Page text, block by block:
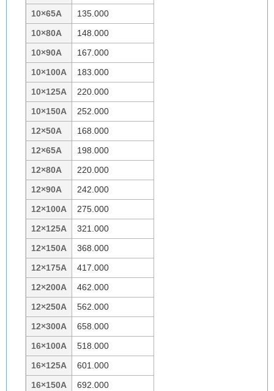
10×65A
135.000
10×80A
148.000
10×90A
167.000
10×100A
183.000
10×125A
220.000
10×150A
252.000
12×50A
168.000
12×65A
198.000
12×80A
220.000
12×90A
242.000
12×100A
275.000
12×125A
321.000
12×150A
368.000
12×175A
417.000
12×200A
462.000
12×250A
562.000
12×300A
658.000
16×100A
518.000
16×125A
601.000
16×150A
692.000